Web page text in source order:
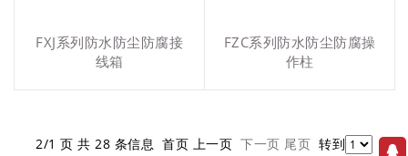
FXJ系列防水防尘防腐接
线箱
FZC系列防水防尘防腐操
作柱
2/1 页 共 28 条信息 首页 上一页 下一页 尾页 转到